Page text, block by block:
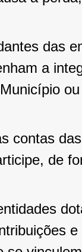
das
a
contas
de